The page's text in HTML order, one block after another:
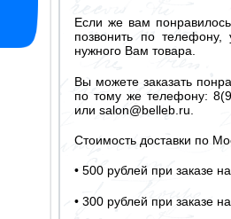
Если же вам
позвонить по телефону,
нужного Вам товара.
Вы можете заказать
по тому же телефону:
или salon@belleb.ru.
Стоимость доставки по
• 500 рублей при заказе
• 300 рублей при заказе